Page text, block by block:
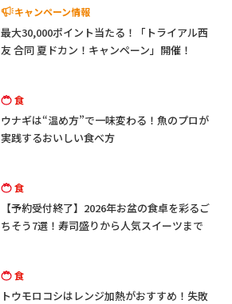
キャンペーン情報
最大30,000ポイント当たる！「トライアル西
友 合同 夏ドカン！キャンペーン」開催！
食
ウナギは“温め方”で一味変わる！魚のプロが
実践するおいしい食べ方
食
【予約受付終了】2026年お盆の食卓を彩るご
ちそう7選！寿司盛りから人気スイーツまで
食
トウモロコシはレンジ加熱がおすすめ！失敗